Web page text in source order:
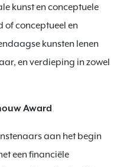
kunst en conceptuele
of conceptueel en
kunsten lenen
en verdieping in zowel
Award
aan het begin
een financiële